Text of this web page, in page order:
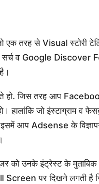
एक तरह से Visual स्टोरी
व Google Discover
हो. जिस तरह आप
जो इंस्टाग्राम व
इसमें आप Adsense के
उनके इंट्रेस्ट के मुताबिक
Screen पर दिखने लगती